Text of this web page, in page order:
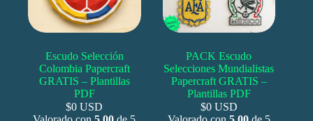
Escudo Selección
Colombia Papercraft
GRATIS – Plantillas
PDF
$0 USD
PACK Escudo
Selecciones Mundialistas
Papercraft GRATIS –
Plantillas PDF
$0 USD